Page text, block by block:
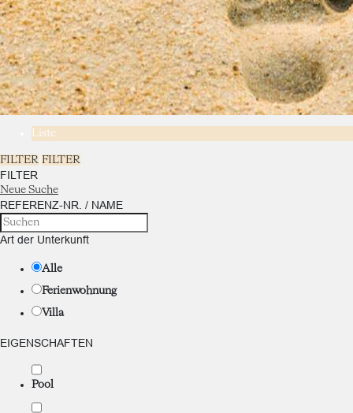
Liste
FILTER FILTER
FILTER
Neue Suche
REFERENZ-NR. / NAME
Art der Unterkunft
Alle
Ferienwohnung
Villa
EIGENSCHAFTEN
Pool